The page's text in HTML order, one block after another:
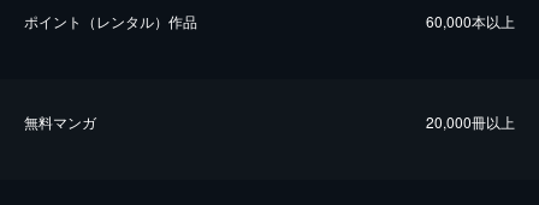
ポイント（レンタル）作品 60,000本以上
無料マンガ 20,000冊以上